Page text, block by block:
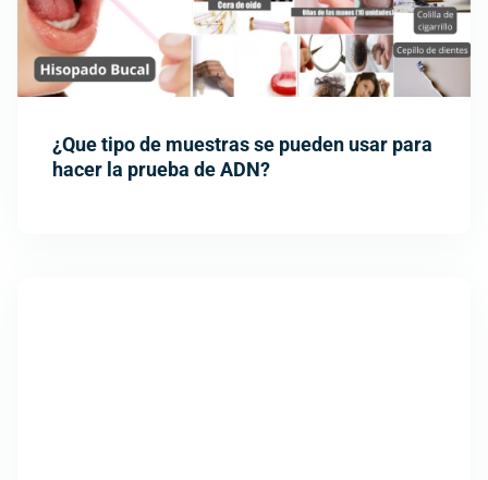
¿Que tipo de muestras se pueden usar para
hacer la prueba de ADN?